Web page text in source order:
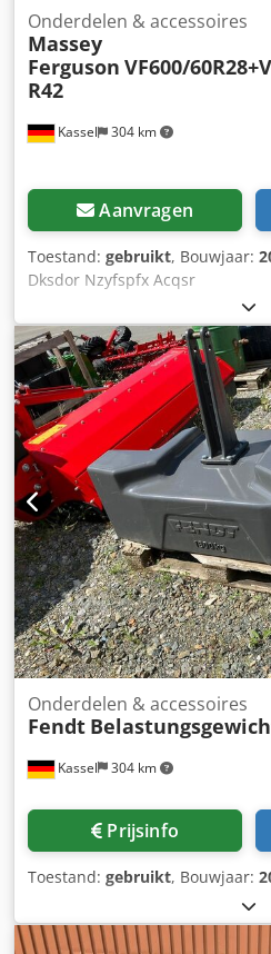
Kassel 304 km
Onderdelen & accessoires
Massey
Ferguson VF600/
R42
Aanvragen
Toestand: gebruikt, Bouwjaar:
Dksdor Nzyfspfx Acqsr
Kassel 304 km
Onderdelen & accessoires
Fendt
Prijsinfo
Toestand: gebruikt, Bouwjaar: